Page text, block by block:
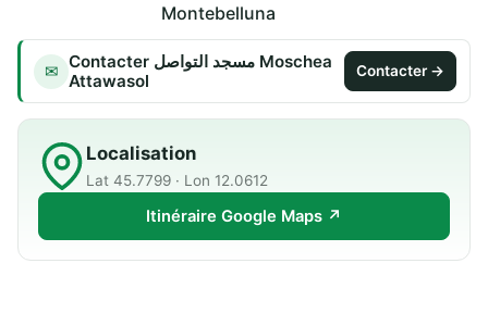
Montebelluna
✉ Contacter مسجد التواصل Moschea
Attawasol
Contacter →
Localisation
Lat 45.7799 · Lon 12.0612
Itinéraire Google Maps ↗